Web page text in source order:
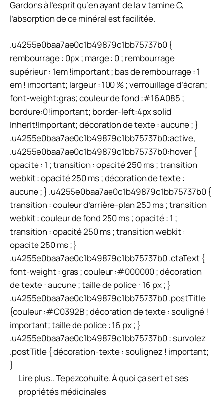
Gardons à l’esprit qu’en ayant de la vitamine C,
l’absorption de ce minéral est facilitée.
.u4255e0baa7ae0c1b49879c1bb75737b0 {
rembourrage : 0px ; marge : 0 ; rembourrage
supérieur : 1em !important ; bas de rembourrage : 1
em ! important; largeur : 100 % ; verrouillage d’écran;
font-weight:gras; couleur de fond :#16A085 ;
bordure:0!important; border-left:4px solid
inherit!important; décoration de texte : aucune ; }
.u4255e0baa7ae0c1b49879c1bb75737b0:active,
.u4255e0baa7ae0c1b49879c1bb75737b0:hover {
opacité : 1 ; transition : opacité 250 ms ; transition
webkit : opacité 250 ms ; décoration de texte :
aucune ; } .u4255e0baa7ae0c1b49879c1bb75737b0 {
transition : couleur d’arrière-plan 250 ms ; transition
webkit : couleur de fond 250 ms ; opacité : 1 ;
transition : opacité 250 ms ; transition webkit :
opacité 250 ms ; }
.u4255e0baa7ae0c1b49879c1bb75737b0 .ctaText {
font-weight : gras ; couleur :#000000 ; décoration
de texte : aucune ; taille de police : 16 px ; }
.u4255e0baa7ae0c1b49879c1bb75737b0 .postTitle
{couleur :#C0392B ; décoration de texte : souligné !
important; taille de police : 16 px ; }
.u4255e0baa7ae0c1b49879c1bb75737b0 : survolez
.postTitle { décoration-texte : soulignez ! important;
}
Lire plus..Tepezcohuite. À quoi ça sert et ses
propriétés médicinales